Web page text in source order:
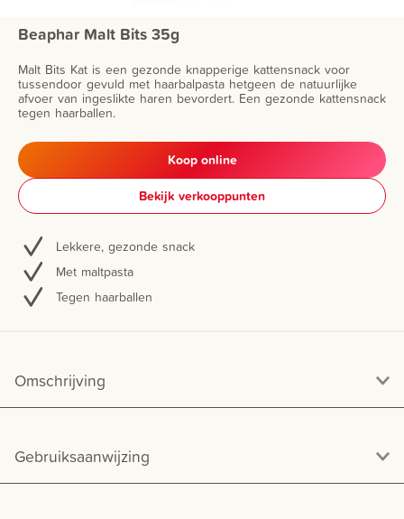
Beaphar Malt Bits 35g
Malt Bits Kat is een gezonde knapperige kattensnack voor
tussendoor gevuld met haarbalpasta hetgeen de natuurlijke
afvoer van ingeslikte haren bevordert. Een gezonde kattensnack
tegen haarballen.
Koop online
Bekijk verkooppunten
Lekkere, gezonde snack
Met maltpasta
Tegen haarballen
Omschrijving
Gebruiksaanwijzing